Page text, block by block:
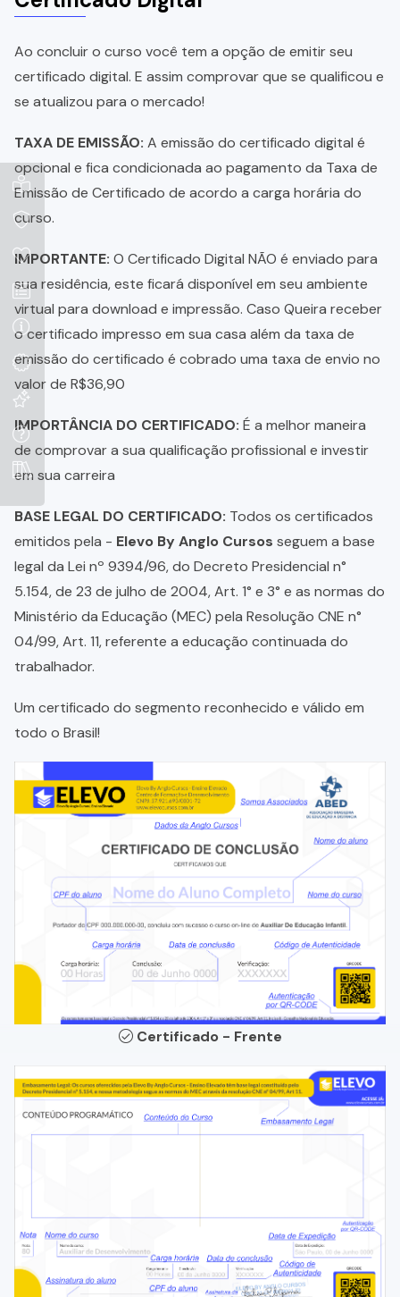
Ao concluir o curso você tem a opção de emitir seu
certificado digital. E assim comprovar que se qualificou e
se atualizou para o mercado!
TAXA DE EMISSÃO: A emissão do certificado digital é
opcional e fica condicionada ao pagamento da Taxa de
Emissão de Certificado de acordo a carga horária do
curso.
IMPORTANTE: O Certificado Digital NÃO é enviado para
sua residência, este ficará disponível em seu ambiente
virtual para download e impressão. Caso Queira receber
o certificado impresso em sua casa além da taxa de
emissão do certificado é cobrado uma taxa de envio no
valor de R$36,90
IMPORTÂNCIA DO CERTIFICADO: É a melhor maneira
de comprovar a sua qualificação profissional e investir
em sua carreira
BASE LEGAL DO CERTIFICADO: Todos os certificados
emitidos pela - Elevo By Anglo Cursos seguem a base
legal da Lei nº 9394/96, do Decreto Presidencial n°
5.154, de 23 de julho de 2004, Art. 1° e 3° e as normas do
Ministério da Educação (MEC) pela Resolução CNE n°
04/99, Art. 11, referente a educação continuada do
trabalhador.
Um certificado do segmento reconhecido e válido em
todo o Brasil!
Certificado - Frente